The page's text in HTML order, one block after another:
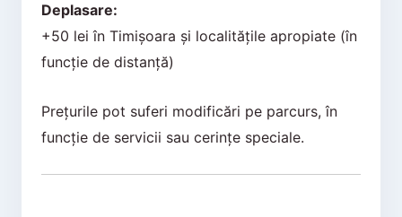
Deplasare:
+50 lei în Timișoara și localitățile apropiate (în
funcție de distanță)
Prețurile pot suferi modificări pe parcurs, în
funcție de servicii sau cerințe speciale.